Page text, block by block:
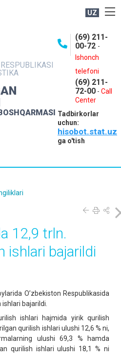
UZ
(69) 211-
00-72 -
Ishonch
telefoni
(69) 211-
72-00 - Call
Center
Tadbirkorlar
uchun:
hisobot.stat.uz
ga o'tish
XIZMATLAR
XIZMATI
12,9 trln.
ishlari bajarildi
O’zbekiston Respublikasida
bajarildi.
ishlari hajmida yirik qurilish
qurilish ishlari ulushi 12,6 % ni,
ulushi 69,3 % hamda
qurilish ishlari ulushi 18,1 % ni